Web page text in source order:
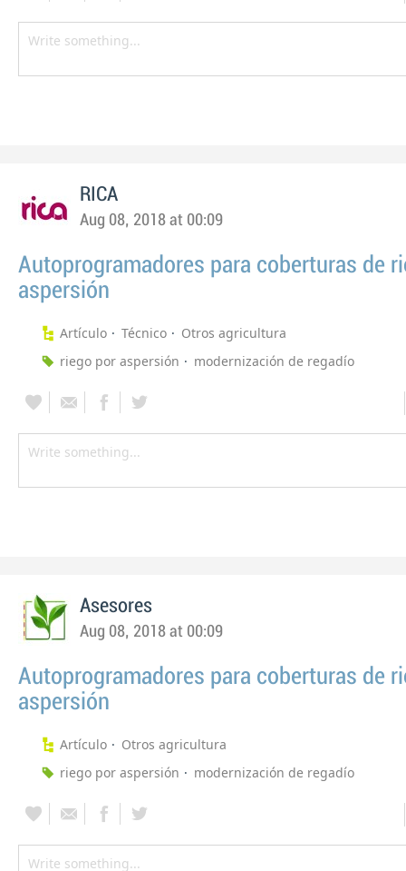
RICA
Aug 08, 2018 at 00:09
Autoprogramadores para coberturas de
aspersión
Artículo Técnico
Otros agricultura
riego por aspersión
modernización de regadío
Asesores
Aug 08, 2018 at 00:09
Autoprogramadores para coberturas de
aspersión
Artículo
Otros agricultura
riego por aspersión
modernización de regadío